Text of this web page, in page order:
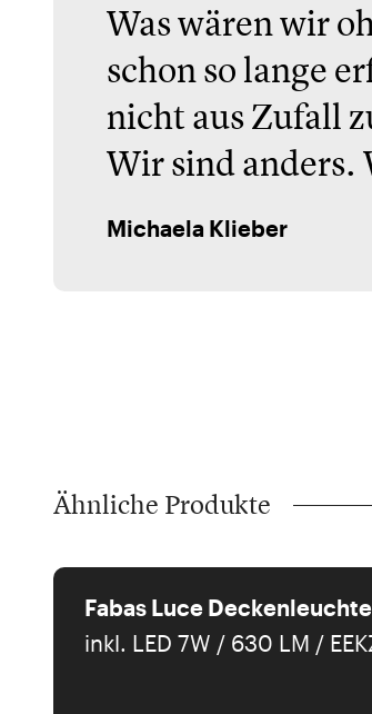
Was wären wir
schon so lange
nicht aus Zufall
Wir sind
Michaela Klieber
Ähnliche Produkte
Fabas Luce
inkl. LED 7W / 630 LM /